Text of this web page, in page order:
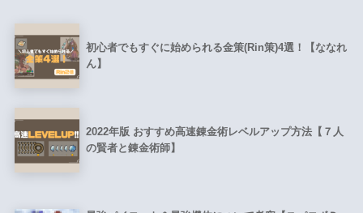
初心者でもすぐに始められる金策(Rin策)4選！【ななれ
ん】
2022年版 おすすめ高速錬金術レベルアップ方法【７人
の賢者と錬金術師】